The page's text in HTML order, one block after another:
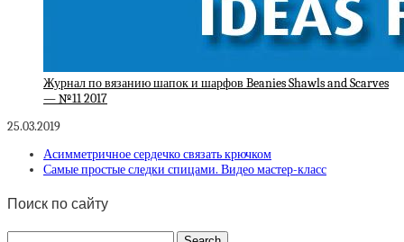
Журнал по вязанию шапок и шарфов Beanies Shawls and Scarves
— №11 2017
25.03.2019
Асимметричное сердечко связать крючком
Самые простые следки спицами. Видео мастер-класс
Поиск по сайту